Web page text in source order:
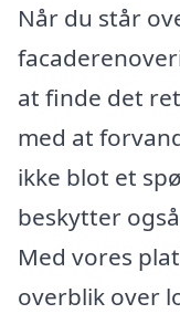
Når du står
at finde det
med at
ikke blot et
beskytter
Med vores
overblik over